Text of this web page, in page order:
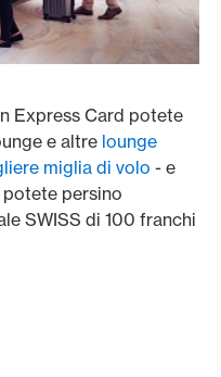
Express Card potete
e altre lounge
miglia di volo - e
potete persino
SWISS di 100 franchi